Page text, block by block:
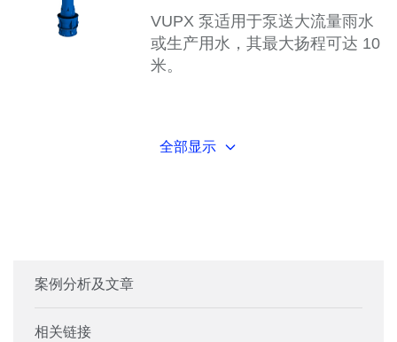
VUPX 泵适用于泵送大流量雨水
或生产用水，其最大扬程可达 10
米。
全部显示
案例分析及文章
相关链接